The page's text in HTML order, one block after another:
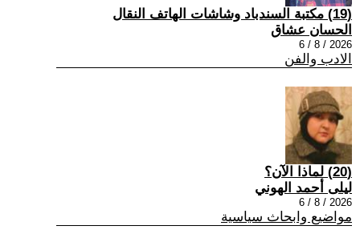
(19) مكتبة السندباد وشاشات الهاتف النقال
الحسان عشاق
2026 / 8 / 6
الادب والفن
(20) لماذا الآن؟
ليلى أحمد الهوني
2026 / 8 / 6
مواضيع وابحاث سياسية